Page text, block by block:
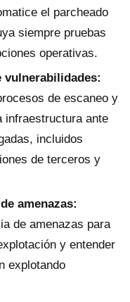
el parcheado
siempre pruebas
operativas.
vulnerabilidades:
de escaneo y
infraestructura ante
incluidos
de terceros y
amenazas:
de amenazas para
y entender
explotando